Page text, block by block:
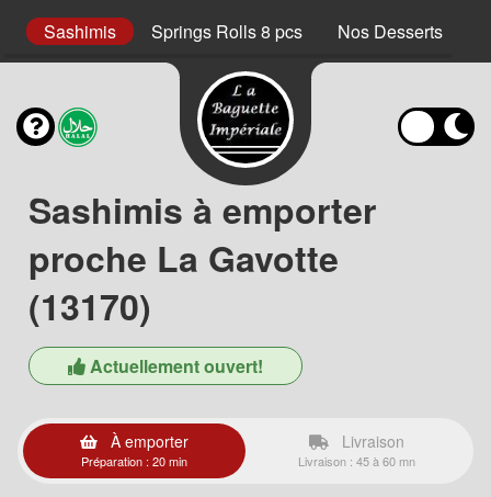
Sashimis Springs Rolls 8 pcs Nos Desserts
Sashimis à emporter
proche La Gavotte
(13170)
Actuellement ouvert!
À emporter
Préparation : 20 min
Livraison
Livraison : 45 à 60 mn